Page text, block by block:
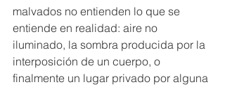
malvados no entienden lo que se
entiende en realidad: aire no
iluminado, la sombra producida por la
interposición de un cuerpo, o
finalmente un lugar privado por alguna